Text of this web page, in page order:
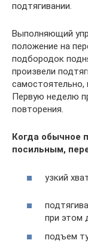
подтягивании.
Выполняющий
положение на
подбородок
произвели
самостоятельно,
Первую неделю
повторения.
Когда обычное
посильным,
узкий
при этом
подъем